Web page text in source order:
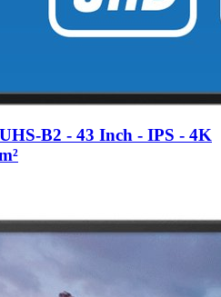
B2 - 43 Inch - IPS - 4K